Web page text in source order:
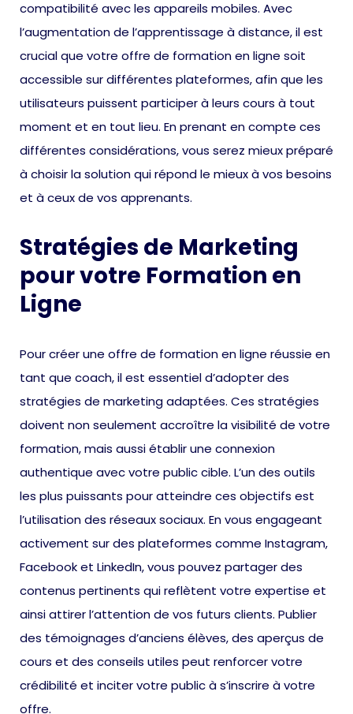
compatibilité avec les appareils mobiles. Avec
l’augmentation de l’apprentissage à distance, il est
crucial que votre offre de formation en ligne soit
accessible sur différentes plateformes, afin que les
utilisateurs puissent participer à leurs cours à tout
moment et en tout lieu. En prenant en compte ces
différentes considérations, vous serez mieux préparé
à choisir la solution qui répond le mieux à vos besoins
et à ceux de vos apprenants.
Stratégies de Marketing
pour votre Formation en
Ligne
Pour créer une offre de formation en ligne réussie en
tant que coach, il est essentiel d’adopter des
stratégies de marketing adaptées. Ces stratégies
doivent non seulement accroître la visibilité de votre
formation, mais aussi établir une connexion
authentique avec votre public cible. L’un des outils
les plus puissants pour atteindre ces objectifs est
l’utilisation des réseaux sociaux. En vous engageant
activement sur des plateformes comme Instagram,
Facebook et LinkedIn, vous pouvez partager des
contenus pertinents qui reflètent votre expertise et
ainsi attirer l’attention de vos futurs clients. Publier
des témoignages d’anciens élèves, des aperçus de
cours et des conseils utiles peut renforcer votre
crédibilité et inciter votre public à s’inscrire à votre
offre.